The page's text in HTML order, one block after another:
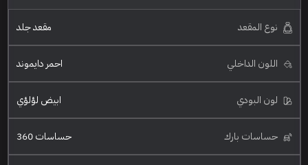
نوع المقعد مقعد جلد
اللون الداخلي احمر دايموند
لون البودي ابيض لؤلؤي
حساسات بارك حساسات 360